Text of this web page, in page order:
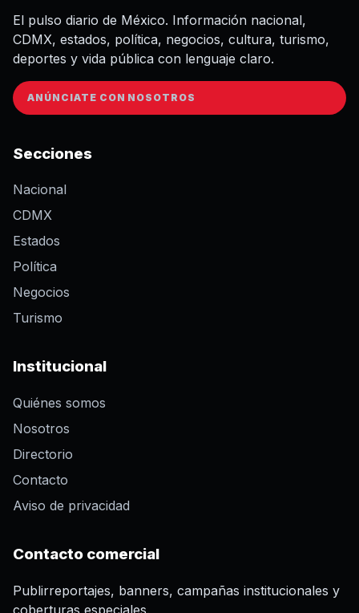
El pulso diario de México. Información nacional,
CDMX, estados, política, negocios, cultura, turismo,
deportes y vida pública con lenguaje claro.
ANÚNCIATE CON NOSOTROS
Secciones
Nacional
CDMX
Estados
Política
Negocios
Turismo
Institucional
Quiénes somos
Nosotros
Directorio
Contacto
Aviso de privacidad
Contacto comercial
Publirreportajes, banners, campañas institucionales y
coberturas especiales.